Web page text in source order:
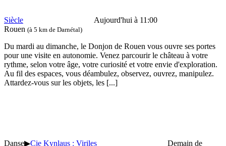
Siècle
Aujourd'hui à 11:00
Rouen (à 5 km de Darnétal)
Du mardi au dimanche, le Donjon de Rouen vous ouvre ses portes
pour une visite en autonomie. Venez parcourir le château à votre
rythme, selon votre âge, votre curiosité et votre envie d'exploration.
Au fil des espaces, vous déambulez, observez, ouvrez, manipulez.
Attardez-vous sur les objets, les [...]
Danse▶Cie Kynlaus : Viriles
Demain de